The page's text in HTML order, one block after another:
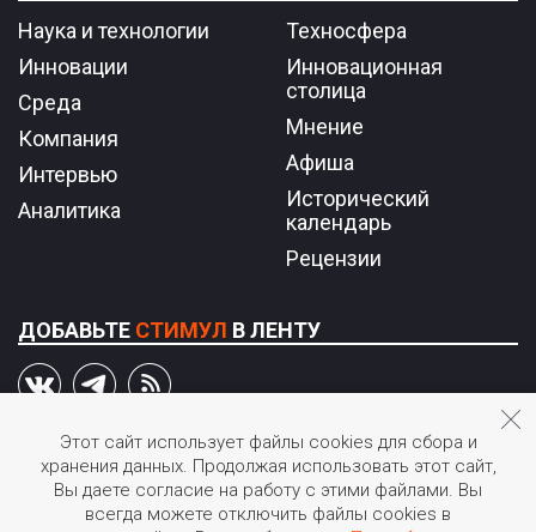
Наука и технологии
Инновации
Среда
Компания
Интервью
Аналитика
Техносфера
Инновационная
столица
Мнение
Афиша
Исторический
календарь
Рецензии
ДОБАВЬТЕ СТИМУЛ В ЛЕНТУ
© 2026 STIмул.
Журнал об инновациях в России.
Перепечатка или иное воспроизведение материалов
Этот сайт использует файлы cookies для сбора и
хранения данных. Продолжая использовать этот сайт,
Вы даете согласие на работу с этими файлами. Вы
всегда можете отключить файлы cookies в